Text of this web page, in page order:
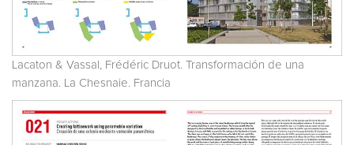
Lacaton & Vassal, Frédéric Druot. Transformación de una
manzana. La Chesnaie. Francia